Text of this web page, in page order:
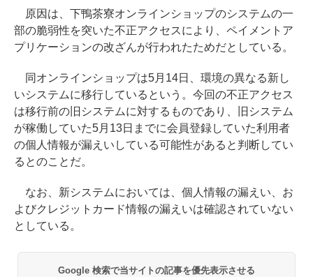
原因は、下鴨茶寮オンラインショップのシステムの一
部の脆弱性を突いた不正アクセスにより、ペイメントア
プリケーションの改ざんが行われたためだとしている。
同オンラインショップは5月14日、環境の異なる新し
いシステムに移行しているという。今回の不正アクセス
は移行前の旧システムに対するものであり、旧システム
が稼働していた5月13日までに会員登録していた利用者
の個人情報が漏えいしている可能性があると判断してい
るとのことだ。
なお、新システムにおいては、個人情報の漏えい、お
よびクレジットカード情報の漏えいは確認されていない
としている。
Google 検索で当サイトの記事を優先表示させる